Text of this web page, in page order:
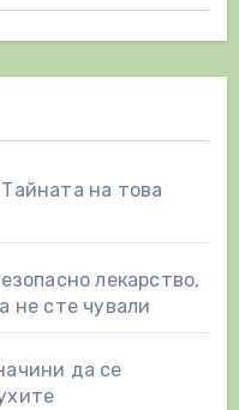
на това
лекарство,
не сте чували
да се